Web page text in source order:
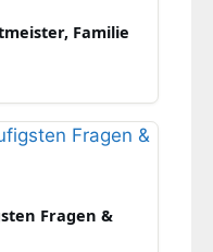
Familie
Fragen &